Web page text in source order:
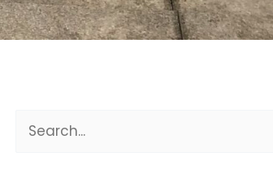
Search